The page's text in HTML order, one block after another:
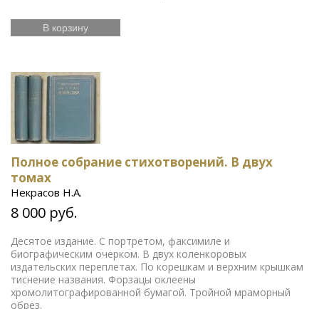
В корзину
Полное собрание стихотворений. В двух
томах
Некрасов Н.А.
8 000 руб.
Десятое издание. С портретом, факсимиле и
биографическим очерком. В двух коленкоровых
издательских переплетах. По корешкам и верхним крышкам
тиснение названия. Форзацы оклеены
хромолитографированной бумагой. Тройной мраморный
обрез.